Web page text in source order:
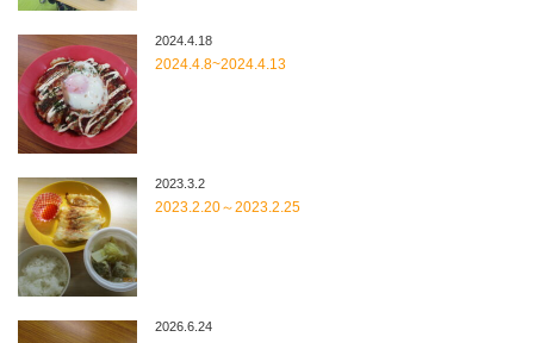
2024.4.18
2024.4.8~2024.4.13
2023.3.2
2023.2.20～2023.2.25
2026.6.24